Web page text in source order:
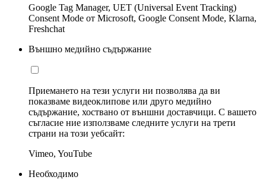
Google Tag Manager, UET (Universal Event Tracking)
Consent Mode от Microsoft, Google Consent Mode, Klarna,
Freshchat
Външно медийно съдържание
Приемането на тези услуги ни позволява да ви
показваме видеоклипове или друго медийно
съдържание, хоствано от външни доставчици. С вашето
съгласие ние използваме следните услуги на трети
страни на този уебсайт:
Vimeo, YouTube
Необходимо